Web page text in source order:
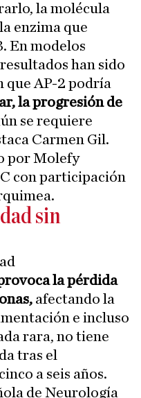
la molécula
enzima que
En modelos
han sido
que AP-2 podría
la progresión de
se requiere
Carmen Gil.
por Molefy
con participación
sin
la pérdida
afectando la
e incluso
rara, no tiene
tras el
a seis años.
de Neurología